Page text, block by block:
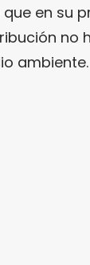
en su
no
ambiente.